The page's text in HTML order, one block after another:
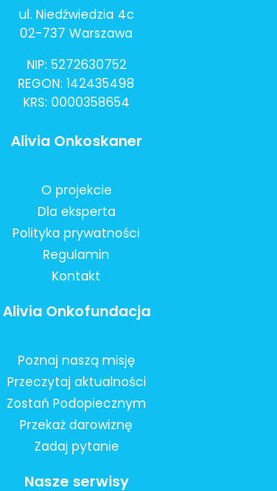
ul. Niedźwiedzia 4c
02-737 Warszawa
NIP: 5272630752
REGON: 142435498
KRS: 0000358654
Alivia Onkoskaner
O projekcie
Dla eksperta
Polityka prywatności
Regulamin
Kontakt
Alivia Onkofundacja
Poznaj naszą misję
Przeczytaj aktualności
Zostań Podopiecznym
Przekaż darowiznę
Zadaj pytanie
Nasze serwisy